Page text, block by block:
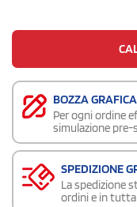
BOZZA
Per ogni ordine
simulazione pre-
SPEDIZIONE
La spedizione
ordini e in tutta